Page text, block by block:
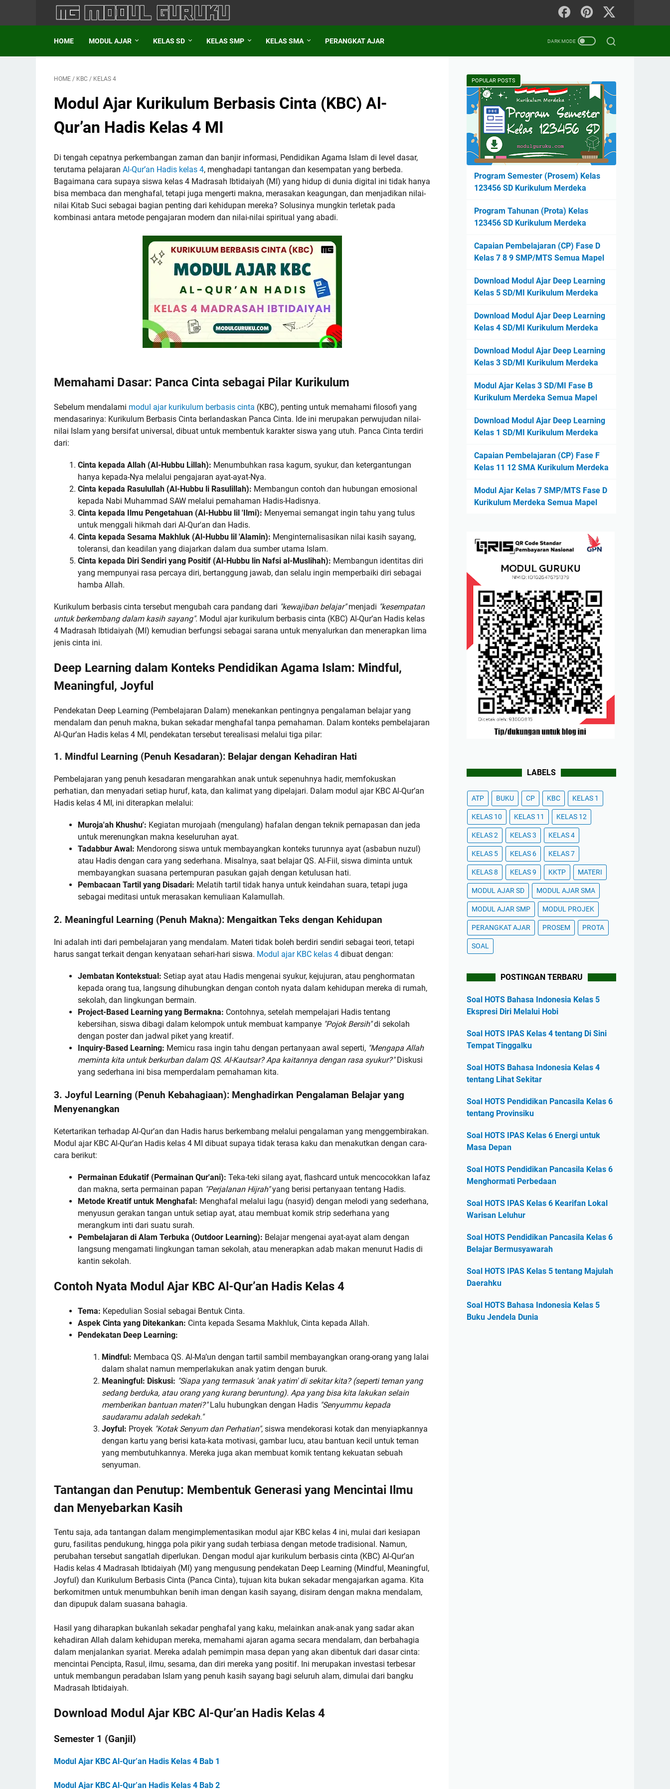
HOME MODUL AJAR KELAS SD KELAS SMP KELAS SMA PERANGKAT AJAR
HOME / KBC / KELAS 4
Modul Ajar Kurikulum Berbasis Cinta (KBC) Al-
Qur’an Hadis Kelas 4 MI
Di tengah cepatnya perkembangan zaman dan banjir informasi, Pendidikan Agama Islam di level dasar,
terutama pelajaran Al-Qur’an Hadis kelas 4, menghadapi tantangan dan kesempatan yang berbeda.
Bagaimana cara supaya siswa kelas 4 Madrasah Ibtidaiyah (MI) yang hidup di dunia digital ini tidak hanya
bisa membaca dan menghafal, tetapi juga mengerti makna, merasakan keagungan, dan menjadikan nilai-
nilai Kitab Suci sebagai bagian penting dari kehidupan mereka? Solusinya mungkin terletak pada
kombinasi antara metode pengajaran modern dan nilai-nilai spiritual yang abadi.
Memahami Dasar: Panca Cinta sebagai Pilar Kurikulum
Sebelum mendalami modul ajar kurikulum berbasis cinta (KBC), penting untuk memahami filosofi yang
mendasarinya: Kurikulum Berbasis Cinta berlandaskan Panca Cinta. Ide ini merupakan perwujudan nilai-
nilai Islam yang bersifat universal, dibuat untuk membentuk karakter siswa yang utuh. Panca Cinta terdiri
dari:
Cinta kepada Allah (Al-Hubbu Lillah): Menumbuhkan rasa kagum, syukur, dan ketergantungan
hanya kepada-Nya melalui pengajaran ayat-ayat-Nya.
Cinta kepada Rasulullah (Al-Hubbu li Rasulillah): Membangun contoh dan hubungan emosional
kepada Nabi Muhammad SAW melalui pemahaman Hadis-Hadisnya.
Cinta kepada Ilmu Pengetahuan (Al-Hubbu lil 'Ilmi): Menyemai semangat ingin tahu yang tulus
untuk menggali hikmah dari Al-Qur'an dan Hadis.
Cinta kepada Sesama Makhluk (Al-Hubbu lil 'Alamin): Menginternalisasikan nilai kasih sayang,
toleransi, dan keadilan yang diajarkan dalam dua sumber utama Islam.
Cinta kepada Diri Sendiri yang Positif (Al-Hubbu lin Nafsi al-Muslihah): Membangun identitas diri
yang mempunyai rasa percaya diri, bertanggung jawab, dan selalu ingin memperbaiki diri sebagai
hamba Allah.
Kurikulum berbasis cinta tersebut mengubah cara pandang dari "kewajiban belajar"menjadi "kesempatan
untuk berkembang dalam kasih sayang". Modul ajar kurikulum berbasis cinta (KBC) Al-Qur’an Hadis kelas
4 Madrasah Ibtidaiyah (MI) kemudian berfungsi sebagai sarana untuk menyalurkan dan menerapkan lima
jenis cinta ini.
Deep Learning dalam Konteks Pendidikan Agama Islam: Mindful,
Meaningful, Joyful
Pendekatan Deep Learning (Pembelajaran Dalam) menekankan pentingnya pengalaman belajar yang
mendalam dan penuh makna, bukan sekadar menghafal tanpa pemahaman. Dalam konteks pembelajaran
Al-Qur’an Hadis kelas 4 MI, pendekatan tersebut terealisasi melalui tiga pilar:
1. Mindful Learning (Penuh Kesadaran): Belajar dengan Kehadiran Hati
Pembelajaran yang penuh kesadaran mengarahkan anak untuk sepenuhnya hadir, memfokuskan
perhatian, dan menyadari setiap huruf, kata, dan kalimat yang dipelajari. Dalam modul ajar KBC Al-Qur’an
Hadis kelas 4 MI, ini diterapkan melalui:
Muroja'ah Khushu': Kegiatan murojaah (mengulang) hafalan dengan teknik pernapasan dan jeda
untuk merenungkan makna keseluruhan ayat.
Tadabbur Awal: Mendorong siswa untuk membayangkan konteks turunnya ayat (asbabun nuzul)
atau Hadis dengan cara yang sederhana. Misalnya, saat belajar QS. Al-Fiil, siswa diminta untuk
membayangkan suasana pertempuran pasukan gajah dengan ketulusan hati.
Pembacaan Tartil yang Disadari: Melatih tartil tidak hanya untuk keindahan suara, tetapi juga
sebagai meditasi untuk merasakan kemuliaan Kalamullah.
2. Meaningful Learning (Penuh Makna): Mengaitkan Teks dengan Kehidupan
Ini adalah inti dari pembelajaran yang mendalam. Materi tidak boleh berdiri sendiri sebagai teori, tetapi
harus sangat terkait dengan kenyataan sehari-hari siswa. Modul ajar KBC kelas 4 dibuat dengan:
Jembatan Kontekstual: Setiap ayat atau Hadis mengenai syukur, kejujuran, atau penghormatan
kepada orang tua, langsung dihubungkan dengan contoh nyata dalam kehidupan mereka di rumah,
sekolah, dan lingkungan bermain.
Project-Based Learning yang Bermakna: Contohnya, setelah mempelajari Hadis tentang
kebersihan, siswa dibagi dalam kelompok untuk membuat kampanye "Pojok Bersih"di sekolah
dengan poster dan jadwal piket yang kreatif.
Inquiry-Based Learning: Memicu rasa ingin tahu dengan pertanyaan awal seperti, "Mengapa Allah
meminta kita untuk berkurban dalam QS. Al-Kautsar? Apa kaitannya dengan rasa syukur?"Diskusi
yang sederhana ini bisa memperdalam pemahaman kita.
3. Joyful Learning (Penuh Kebahagiaan): Menghadirkan Pengalaman Belajar yang
Menyenangkan
Ketertarikan terhadap Al-Qur’an dan Hadis harus berkembang melalui pengalaman yang menggembirakan.
Modul ajar KBC Al-Qur’an Hadis kelas 4 MI dibuat supaya tidak terasa kaku dan menakutkan dengan cara-
cara berikut:
Permainan Edukatif (Permainan Qur'ani): Teka-teki silang ayat, flashcard untuk mencocokkan lafaz
dan makna, serta permainan papan "Perjalanan Hijrah"yang berisi pertanyaan tentang Hadis.
Metode Kreatif untuk Menghafal: Menghafal melalui lagu (nasyid) dengan melodi yang sederhana,
menyusun gerakan tangan untuk setiap ayat, atau membuat komik strip sederhana yang
merangkum inti dari suatu surah.
Pembelajaran di Alam Terbuka (Outdoor Learning): Belajar mengenai ayat-ayat alam dengan
langsung mengamati lingkungan taman sekolah, atau menerapkan adab makan menurut Hadis di
kantin sekolah.
Contoh Nyata Modul Ajar KBC Al-Qur’an Hadis Kelas 4
Tema: Kepedulian Sosial sebagai Bentuk Cinta.
Aspek Cinta yang Ditekankan: Cinta kepada Sesama Makhluk, Cinta kepada Allah.
Pendekatan Deep Learning:
Mindful: Membaca QS. Al-Ma’un dengan tartil sambil membayangkan orang-orang yang lalai
dalam shalat namun memperlakukan anak yatim dengan buruk.
Meaningful: Diskusi: "Siapa yang termasuk 'anak yatim' di sekitar kita? (seperti teman yang
sedang berduka, atau orang yang kurang beruntung). Apa yang bisa kita lakukan selain
memberikan bantuan materi?"Lalu hubungkan dengan Hadis "Senyummu kepada
saudaramu adalah sedekah."
Joyful: Proyek "Kotak Senyum dan Perhatian", siswa mendekorasi kotak dan menyiapkannya
dengan kartu yang berisi kata-kata motivasi, gambar lucu, atau bantuan kecil untuk teman
yang membutuhkannya. Mereka juga akan membuat komik tentang kekuatan sebuah
senyuman.
Tantangan dan Penutup: Membentuk Generasi yang Mencintai Ilmu
dan Menyebarkan Kasih
Tentu saja, ada tantangan dalam mengimplementasikan modul ajar KBC kelas 4 ini, mulai dari kesiapan
guru, fasilitas pendukung, hingga pola pikir yang sudah terbiasa dengan metode tradisional. Namun,
perubahan tersebut sangatlah diperlukan. Dengan modul ajar kurikulum berbasis cinta (KBC) Al-Qur’an
Hadis kelas 4 Madrasah Ibtidaiyah (MI) yang mengusung pendekatan Deep Learning (Mindful, Meaningful,
Joyful) dan Kurikulum Berbasis Cinta (Panca Cinta), tujuan kita bukan sekadar mengajarkan agama. Kita
berkomitmen untuk menumbuhkan benih iman dengan kasih sayang, disiram dengan makna mendalam,
dan dipupuk dalam suasana bahagia.
Hasil yang diharapkan bukanlah sekadar penghafal yang kaku, melainkan anak-anak yang sadar akan
kehadiran Allah dalam kehidupan mereka, memahami ajaran agama secara mendalam, dan berbahagia
dalam menjalankan syariat. Mereka adalah pemimpin masa depan yang akan dibentuk dari dasar cinta:
mencintai Pencipta, Rasul, ilmu, sesama, dan diri mereka yang positif. Ini merupakan investasi terbesar
untuk membangun peradaban Islam yang penuh kasih sayang bagi seluruh alam, dimulai dari bangku
Madrasah Ibtidaiyah.
Download Modul Ajar KBC Al-Qur’an Hadis Kelas 4
Semester 1 (Ganjil)
Modul Ajar KBC Al-Qur’an Hadis Kelas 4 Bab 1
Modul Ajar KBC Al-Qur’an Hadis Kelas 4 Bab 2
POPULAR POSTS
Program Semester (Prosem) Kelas
123456 SD Kurikulum Merdeka
Program Tahunan (Prota) Kelas
123456 SD Kurikulum Merdeka
Capaian Pembelajaran (CP) Fase D
Kelas 7 8 9 SMP/MTS Semua Mapel
Download Modul Ajar Deep Learning
Kelas 5 SD/MI Kurikulum Merdeka
Download Modul Ajar Deep Learning
Kelas 4 SD/MI Kurikulum Merdeka
Download Modul Ajar Deep Learning
Kelas 3 SD/MI Kurikulum Merdeka
Modul Ajar Kelas 3 SD/MI Fase B
Kurikulum Merdeka Semua Mapel
Download Modul Ajar Deep Learning
Kelas 1 SD/MI Kurikulum Merdeka
Capaian Pembelajaran (CP) Fase F
Kelas 11 12 SMA Kurikulum Merdeka
Modul Ajar Kelas 7 SMP/MTS Fase D
Kurikulum Merdeka Semua Mapel
LABELS
ATP BUKU CP KBC KELAS 1
KELAS 10 KELAS 11 KELAS 12
KELAS 2 KELAS 3 KELAS 4
KELAS 5 KELAS 6 KELAS 7
KELAS 8 KELAS 9 KKTP MATERI
MODUL AJAR SD MODUL AJAR SMA
MODUL AJAR SMP MODUL PROJEK
PERANGKAT AJAR PROSEM PROTA
SOAL
POSTINGAN TERBARU
Soal HOTS Bahasa Indonesia Kelas 5
Ekspresi Diri Melalui Hobi
Soal HOTS IPAS Kelas 4 tentang Di Sini
Tempat Tinggalku
Soal HOTS Bahasa Indonesia Kelas 4
tentang Lihat Sekitar
Soal HOTS Pendidikan Pancasila Kelas 6
tentang Provinsiku
Soal HOTS IPAS Kelas 6 Energi untuk
Masa Depan
Soal HOTS Pendidikan Pancasila Kelas 6
Menghormati Perbedaan
Soal HOTS IPAS Kelas 6 Kearifan Lokal
Warisan Leluhur
Soal HOTS Pendidikan Pancasila Kelas 6
Belajar Bermusyawarah
Soal HOTS IPAS Kelas 5 tentang Majulah
Daerahku
Soal HOTS Bahasa Indonesia Kelas 5
Buku Jendela Dunia